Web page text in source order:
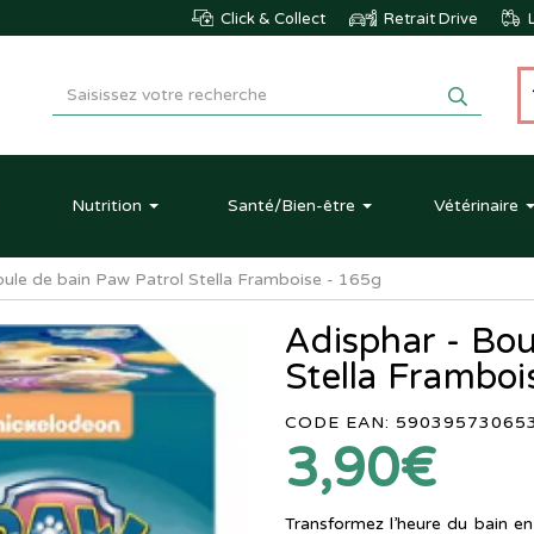
Click & Collect Retrait Drive
Nutrition Santé/Bien-être Vétérinaire
de bain Paw Patrol Stella Framboise - 165g
Adisphar -
Stella
CODE EAN:
3,90€
Transformez l’heure du bain